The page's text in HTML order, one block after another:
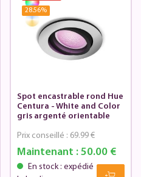
28.56%
Spot encastrable rond Hue
Centura - White and Color
gris argenté orientable
Maintenant : 50.00 €
Prix conseillé : 69.99 €
En stock : expédié